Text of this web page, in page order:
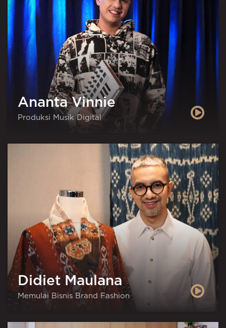
Ananta Vinnie
Produksi Musik Digital
Didiet Maulana
Memulai Bisnis Brand Fashion